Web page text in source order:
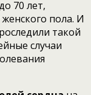
70 лет,
пола. И
такой
случаи